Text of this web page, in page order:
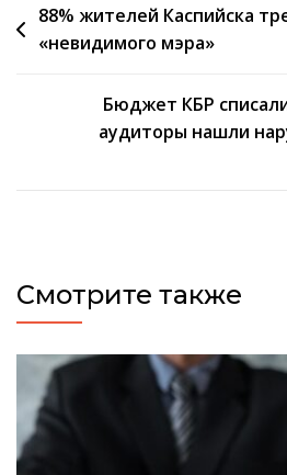
Навигация
по
88% жителей Каспийска
«невидимого мэра»
Бюджет КБР
аудиторы нашли
Смотрите также